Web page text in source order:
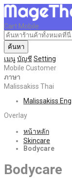
Cart Mobile
ค้นหา
เมนูบัญชี Setting
Mobile Customer
ภาษา
Malissakiss Thai
Malissakiss Eng
Overlay
หน้าหลัก
Skincare
Bodycare
Bodycare